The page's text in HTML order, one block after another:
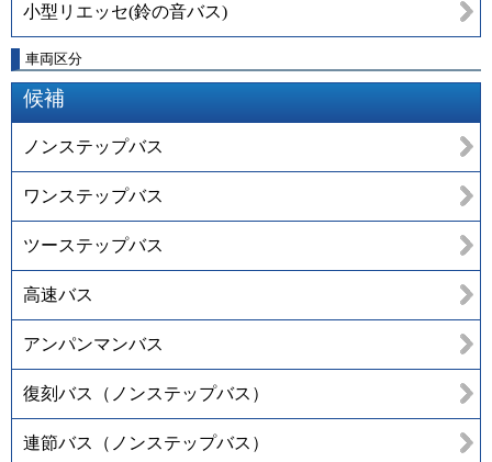
小型リエッセ(鈴の音バス)
車両区分
候補
ノンステップバス
ワンステップバス
ツーステップバス
高速バス
アンパンマンバス
復刻バス（ノンステップバス）
連節バス（ノンステップバス）